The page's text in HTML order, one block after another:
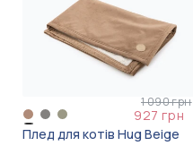
1 090 грн
927 грн
Плед для котів Hug Beige